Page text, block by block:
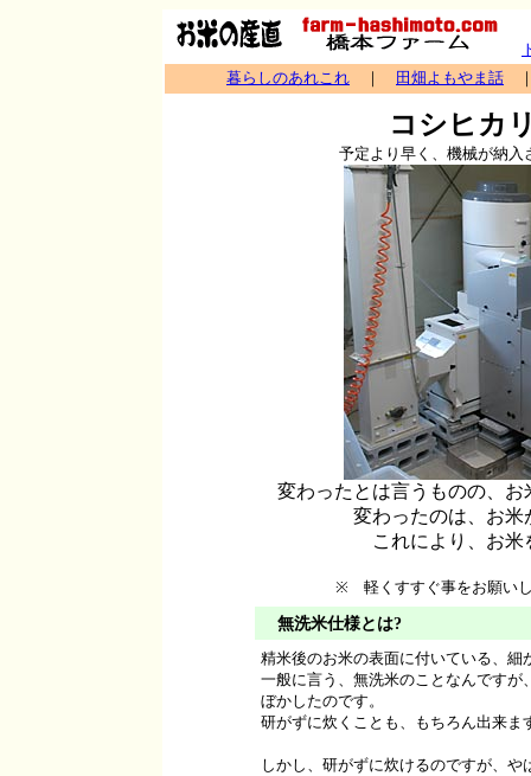
暮らしのあれこれ ｜ 田畑よもやま話
コシヒカ
予定より早く、機械が納入
変わったとは言うものの、
変わったのは、お米
これにより、お
※ 軽くすすぐ事をお願いし
無洗米仕様とは?
精米後のお米の表面に付いている、
一般に言う、無洗米のことなんです
ぼかしたのです。
研がずに炊くことも、もちろん出来ま
しかし、研がずに炊けるのですが、